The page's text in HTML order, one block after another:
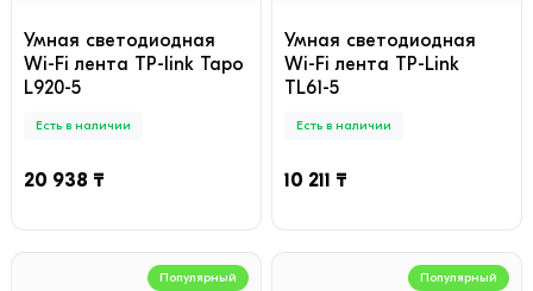
Умная светодиодная
Wi-Fi лента TP-link Tapo
L920-5
Есть в наличии
20 938 ₸
Умная светодиодная
Wi-Fi лента TP-Link
TL61-5
Есть в наличии
10 211 ₸
Популярный Популярный